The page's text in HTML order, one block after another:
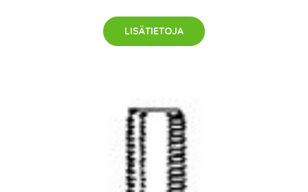
LISÄTIETOJA